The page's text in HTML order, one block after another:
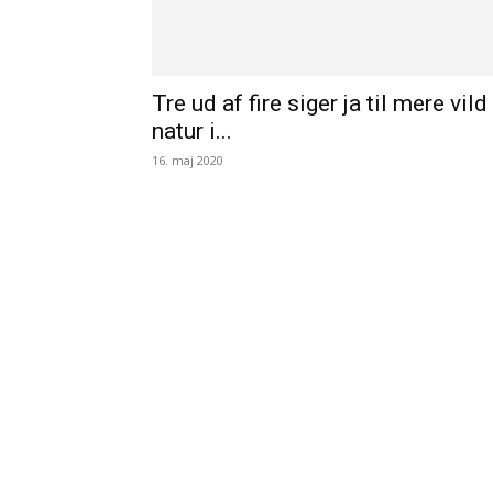
Tre ud af fire siger ja til mere vild
natur i...
16. maj 2020